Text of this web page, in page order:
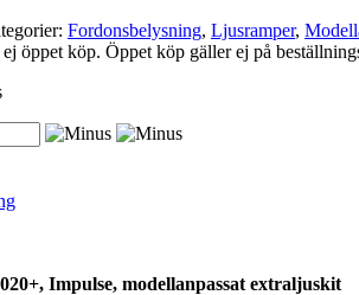
Fordonsbelysning, Ljusramper,
öppet köp. Öppet köp gäller ej på
Impulse, modellanpassat extraljuskit